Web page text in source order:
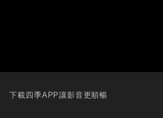
下載四季APP讓影音更順暢